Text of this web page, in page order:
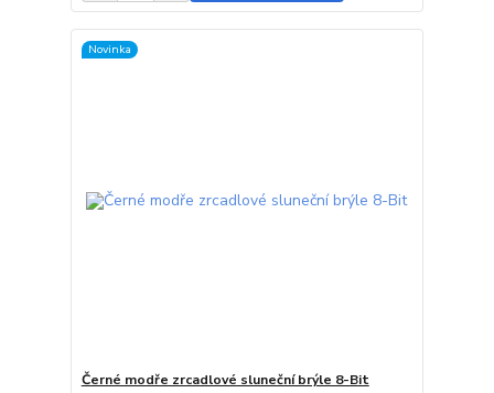
Novinka
Černé modře zrcadlové sluneční brýle 8-Bit